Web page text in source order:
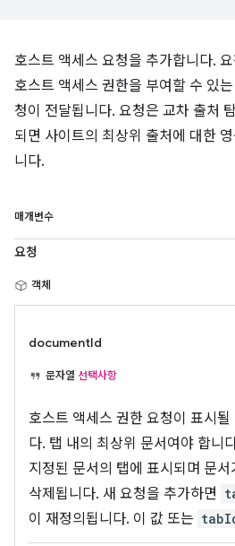
호스트 액세스 요청을 추가합니다.
호스트 액세스 권한을 부여할 수 있
청이 전달됩니다. 요청은 교차 출처
되면 사이트의 최상위 출처에 대한
니다.
매개변수
요청
객체
documentId
문자열 선택사항
호스트 액세스 권한 요청이 표시
다. 탭 내의 최상위 문서여야 합니
지정된 문서의 탭에 표시되며 문
삭제됩니다. 새 요청을 추가하면
이 재정의됩니다. 이 값 또는